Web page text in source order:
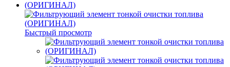
Быстрый просмотр